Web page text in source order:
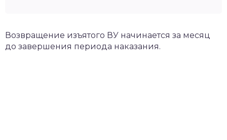
Возвращение изъятого ВУ начинается за месяц
до завершения периода наказания.